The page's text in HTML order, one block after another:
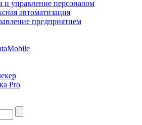
и управление персоналом
автоматизация
предприятием
Pro